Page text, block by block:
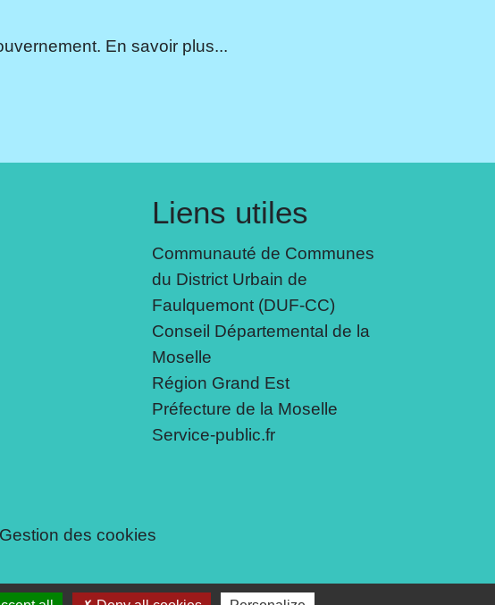
En savoir plus...
Liens utiles
Communauté de Communes
du District Urbain de
Faulquemont (DUF-CC)
Conseil Départemental de la
Moselle
Région Grand Est
Préfecture de la Moselle
Service-public.fr
Gestion des cookies